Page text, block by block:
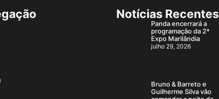
Notícias Recentes
Panda encerrará a
programação da 2ª
Expo Marilândia
julho 29, 2026
Bruno & Barreto e
Guilherme Silva vão